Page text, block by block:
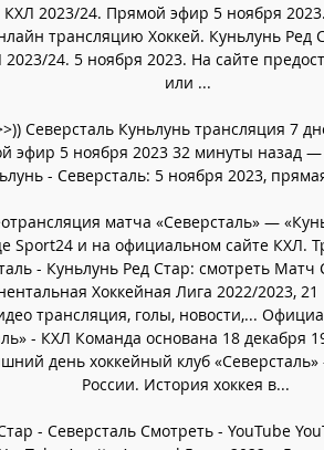
КХЛ 2023/24. Прямой эфир 5 ноября
трансляцию Хоккей. Куньлунь Ред
24. 5 ноября 2023. На сайте
или ...
Северсталь Куньлунь трансляция 7
эфир 5 ноября 2023 32 минуты назад
- Северсталь: 5 ноября 2023,
матча «Северсталь» —
Sport24 и на официальном сайте КХЛ.
- Куньлунь Ред Стар: смотреть Матч
Хоккейная Лига 2022/2023,
трансляция, голы, новости,...
- КХЛ Команда основана 18 декабря
день хоккейный клуб
России. История хоккея в...
- Северсталь Смотреть - YouTube